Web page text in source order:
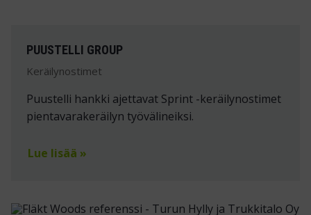
PUUSTELLI GROUP
Keräilynostimet
Puustelli hankki ajettavat Sprint -keräilynostimet
pientavarakeräilyn työvälineiksi.
Lue lisää »